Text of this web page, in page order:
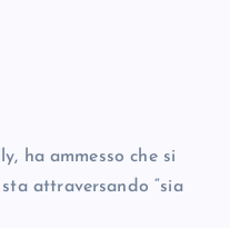
ha ammesso che si
attraversando “sia